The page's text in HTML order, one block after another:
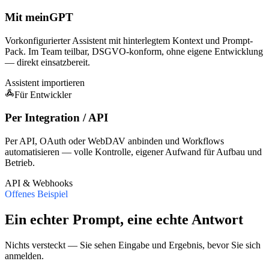
Mit meinGPT
Vorkonfigurierter Assistent mit hinterlegtem Kontext und Prompt-
Pack. Im Team teilbar, DSGVO-konform, ohne eigene Entwicklung
— direkt einsatzbereit.
Assistent importieren
Für Entwickler
Per Integration / API
Per API, OAuth oder WebDAV anbinden und Workflows
automatisieren — volle Kontrolle, eigener Aufwand für Aufbau und
Betrieb.
API & Webhooks
Offenes Beispiel
Ein echter Prompt, eine echte Antwort
Nichts versteckt — Sie sehen Eingabe und Ergebnis, bevor Sie sich
anmelden.